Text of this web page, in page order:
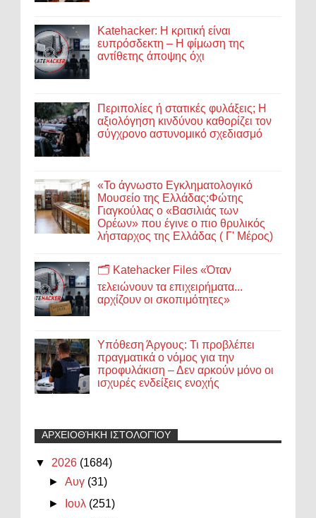
Katehacker: Η κριτική είναι
ευπρόσδεκτη – Η φίμωση της
αντίθετης άποψης όχι
Περιπολίες ή στατικές φυλάξεις; Η
αξιολόγηση κινδύνου καθορίζει τον
σύγχρονο αστυνομικό σχεδιασμό
«Το άγνωστο Εγκληματολογικό
Μουσείο της Ελλάδας:Φώτης
Γιαγκούλας ο «Βασιλιάς των
Ορέων» που έγινε ο πιο θρυλικός
λήσταρχος της Ελλάδας ( Γ' Μέρος)
🗂️ Katehacker Files «Όταν
τελειώνουν τα επιχειρήματα...
αρχίζουν οι σκοπιμότητες»
Υπόθεση Άργους: Τι προβλέπει
πραγματικά ο νόμος για την
προφυλάκιση – Δεν αρκούν μόνο οι
ισχυρές ενδείξεις ενοχής
ΑΡΧΕΙΟΘΉΚΗ ΙΣΤΟΛΟΓΊΟΥ
▼ 2026 (1684)
►Αυγ (31)
►
Ιουλ (251)